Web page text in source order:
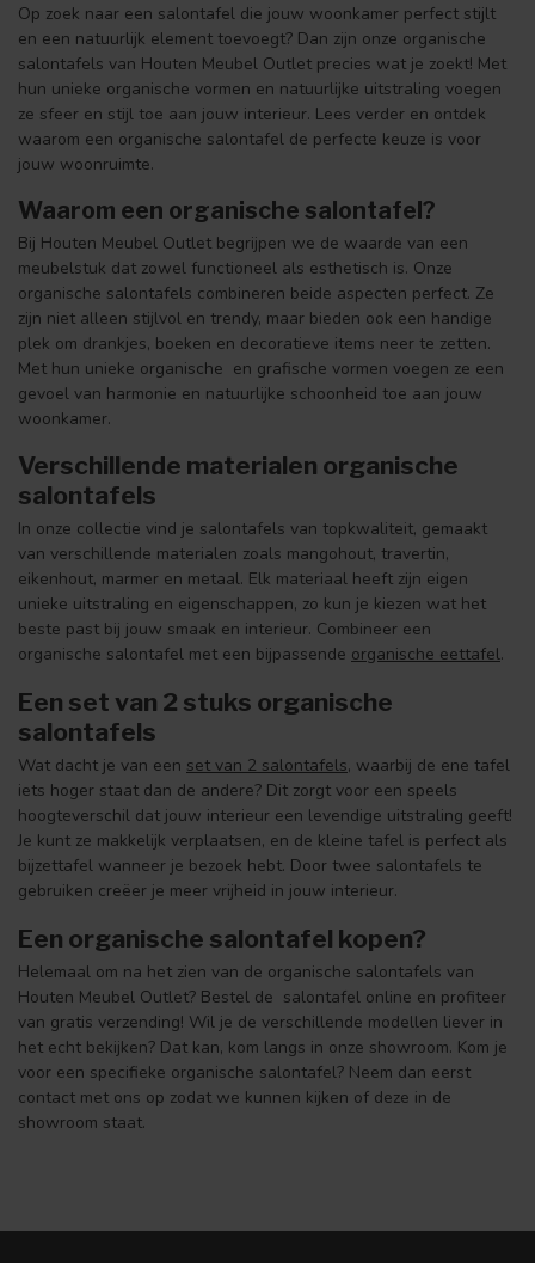
Op zoek naar een salontafel die jouw woonkamer perfect stijlt
en een natuurlijk element toevoegt? Dan zijn onze organische
salontafels van Houten Meubel Outlet precies wat je zoekt! Met
hun unieke organische vormen en natuurlijke uitstraling voegen
ze sfeer en stijl toe aan jouw interieur. Lees verder en ontdek
waarom een organische salontafel de perfecte keuze is voor
jouw woonruimte.
Waarom een organische salontafel?
Bij Houten Meubel Outlet begrijpen we de waarde van een
meubelstuk dat zowel functioneel als esthetisch is. Onze
organische salontafels combineren beide aspecten perfect. Ze
zijn niet alleen stijlvol en trendy, maar bieden ook een handige
plek om drankjes, boeken en decoratieve items neer te zetten.
Met hun unieke organische en grafische vormen voegen ze een
gevoel van harmonie en natuurlijke schoonheid toe aan jouw
woonkamer.
Verschillende materialen organische
salontafels
In onze collectie vind je salontafels van topkwaliteit, gemaakt
van verschillende materialen zoals mangohout, travertin,
eikenhout, marmer en metaal. Elk materiaal heeft zijn eigen
unieke uitstraling en eigenschappen, zo kun je kiezen wat het
beste past bij jouw smaak en interieur. Combineer een
organische salontafel met een bijpassende organische eettafel.
Een set van 2 stuks organische
salontafels
Wat dacht je van een set van 2 salontafels, waarbij de ene tafel
iets hoger staat dan de andere? Dit zorgt voor een speels
hoogteverschil dat jouw interieur een levendige uitstraling geeft!
Je kunt ze makkelijk verplaatsen, en de kleine tafel is perfect als
bijzettafel wanneer je bezoek hebt. Door twee salontafels te
gebruiken creëer je meer vrijheid in jouw interieur.
Een organische salontafel kopen?
Helemaal om na het zien van de organische salontafels van
Houten Meubel Outlet? Bestel de salontafel online en profiteer
van gratis verzending! Wil je de verschillende modellen liever in
het echt bekijken? Dat kan, kom langs in onze showroom. Kom je
voor een specifieke organische salontafel? Neem dan eerst
contact met ons op zodat we kunnen kijken of deze in de
showroom staat.